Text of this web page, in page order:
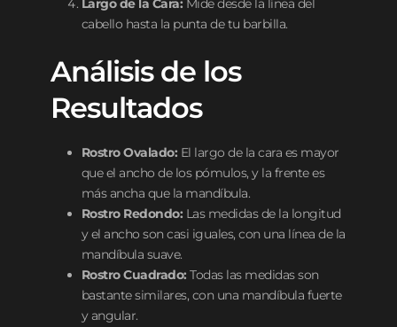
Largo de la Cara: Mide desde la línea del
cabello hasta la punta de tu barbilla.
Análisis de los
Resultados
Rostro Ovalado: El largo de la cara es mayor
que el ancho de los pómulos, y la frente es
más ancha que la mandíbula.
Rostro Redondo: Las medidas de la longitud
y el ancho son casi iguales, con una línea de la
mandíbula suave.
Rostro Cuadrado: Todas las medidas son
bastante similares, con una mandíbula fuerte
y angular.